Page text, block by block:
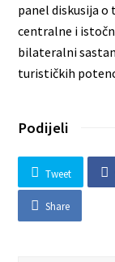
panel diskusija o
centralne i
bilateralni
turističkih
Podijeli
Tweet
Share